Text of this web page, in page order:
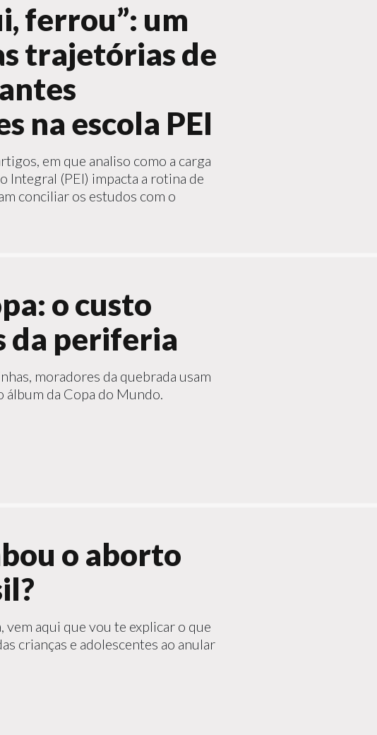
ferrou”: um
trajetórias de
na escola PEI
em que analiso como a carga
Integral (PEI) impacta a rotina de
conciliar os estudos com o
o custo
da periferia
moradores da quebrada usam
álbum da Copa do Mundo.
o aborto
vem aqui que vou te explicar o que
crianças e adolescentes ao anular